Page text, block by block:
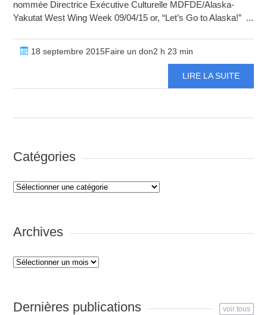
nommée Directrice Exécutive Culturelle MDFDE/Alaska-
Yakutat West Wing Week 09/04/15 or, “Let’s Go to Alaska!” ...
18 septembre 2015Faire un don2 h 23 min
LIRE LA SUITE
Catégories
Catégories
Archives
Archives
Dernières publications voir tous